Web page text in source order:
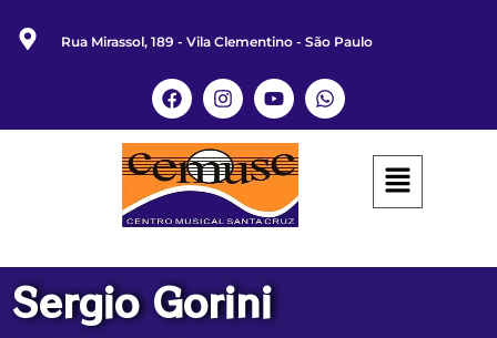
Rua Mirassol, 189 - Vila Clementino - São Paulo
Sergio Gorini